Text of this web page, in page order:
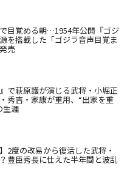
目覚める朝…1954年公開『ゴジ
を搭載した「ゴジラ音声目覚ま
売
で萩原護が演じる武将・小堀正
秀吉・家康が重用、“出家を重
生涯
2度の改易から復活した武将・
豊臣秀長に仕えた半年間と波乱